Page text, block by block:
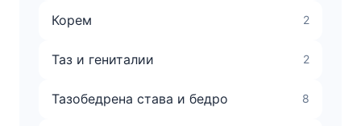
Корем 2
Таз и гениталии 2
Тазобедрена става и бедро 8